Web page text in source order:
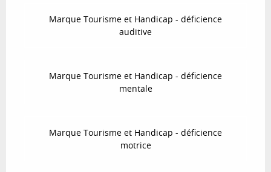
Marque Tourisme et Handicap - déficience
auditive
Marque Tourisme et Handicap - déficience
mentale
Marque Tourisme et Handicap - déficience
motrice